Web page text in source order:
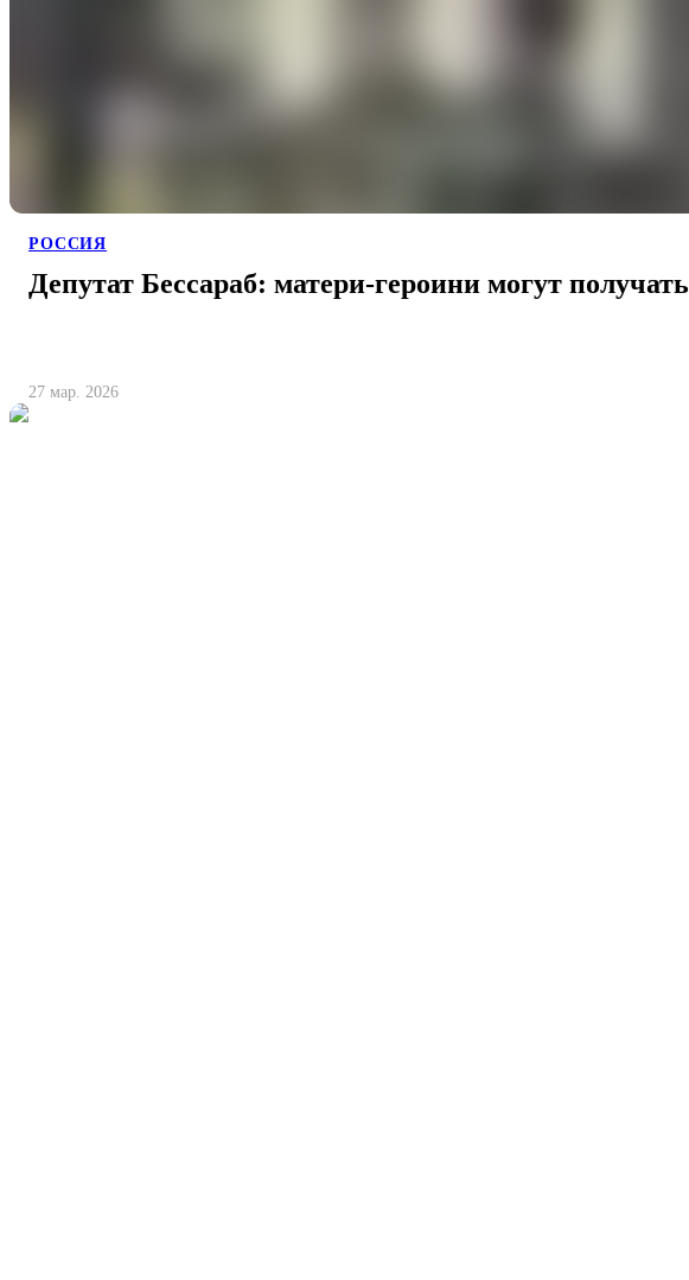
РОССИЯ
Депутат Бессараб: матери-героини могут получать
27 мар. 2026